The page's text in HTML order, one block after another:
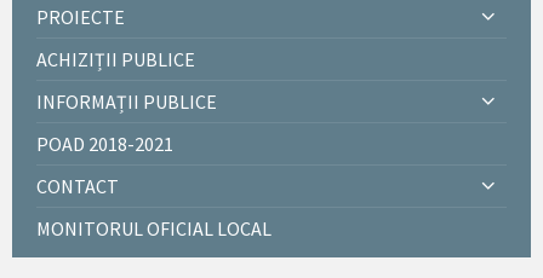
PROIECTE
ACHIZIȚII PUBLICE
INFORMAȚII PUBLICE
POAD 2018-2021
CONTACT
MONITORUL OFICIAL LOCAL